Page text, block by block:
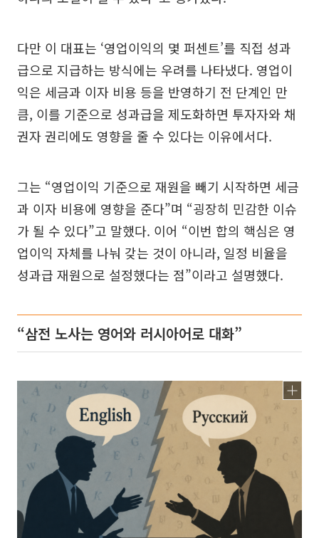
다만 이 대표는 ‘영업이익의 몇 퍼센트’를 직접 성과
급으로 지급하는 방식에는 우려를 나타냈다. 영업이
익은 세금과 이자 비용 등을 반영하기 전 단계인 만
큼, 이를 기준으로 성과급을 제도화하면 투자자와 채
권자 권리에도 영향을 줄 수 있다는 이유에서다.
그는 “영업이익 기준으로 재원을 빼기 시작하면 세금
과 이자 비용에 영향을 준다”며 “굉장히 민감한 이슈
가 될 수 있다”고 말했다. 이어 “이번 합의 핵심은 영
업이익 자체를 나눠 갖는 것이 아니라, 일정 비율을
성과급 재원으로 설정했다는 점”이라고 설명했다.
“삼전 노사는 영어와 러시아어로 대화”